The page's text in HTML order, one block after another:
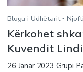
Blogu i Udhëtarit
Kërkohet
Kuvendit
26 Janar 2023 Grupi